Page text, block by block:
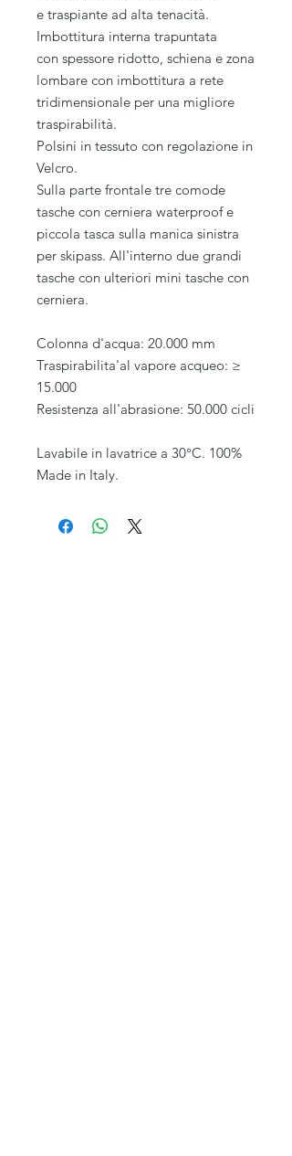
e traspiante ad alta tenacità.
Imbottitura interna trapuntata
con spessore ridotto, schiena e zona
lombare con imbottitura a rete
tridimensionale per una migliore
traspirabilità.
Polsini in tessuto con regolazione in
Velcro.
Sulla parte frontale tre comode
tasche con cerniera waterproof e
piccola tasca sulla manica sinistra
per skipass. All'interno due grandi
tasche con ulteriori mini tasche con
cerniera.
Colonna d'acqua: 20.000 mm
Traspirabilita'al vapore acqueo: ≥
15.000
Resistenza all'abrasione: 50.000 cicli
Lavabile in lavatrice a 30°C. 100%
Made in Italy.